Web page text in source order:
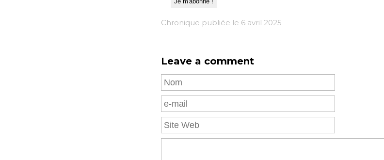
Chronique publiée le 6 avril 2025
Leave a comment